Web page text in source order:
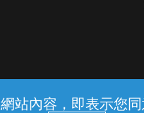
站內容，即表示您
護